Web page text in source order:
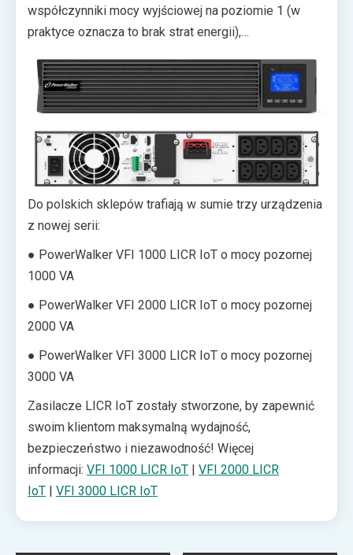
współczynniki mocy wyjściowej na poziomie 1 (w
praktyce oznacza to brak strat energii),
wysokości 1U czy wbudowane systemy
równoważenia i ochrony ogniw. Wart uwagi jest tak
także czytelny wyświetlacz LCD w każdym z modeli,
który ma umożliwić intuicyjną konfigurację urządzenia.
Do polskich sklepów trafiają w sumie trzy urządzenia
z nowej serii:
● PowerWalker VFI 1000 LICR IoT o mocy pozornej
1000 VA
● PowerWalker VFI 2000 LICR IoT o mocy pozornej
2000 VA
● PowerWalker VFI 3000 LICR IoT o mocy pozornej
3000 VA
Zasilacze LICR IoT zostały stworzone, by zapewnić
swoim klientom maksymalną wydajność,
bezpieczeństwo i niezawodność! Więcej
informacji: VFI 1000 LICR IoT | VFI 2000 LICR
IoT | VFI 3000 LICR IoT